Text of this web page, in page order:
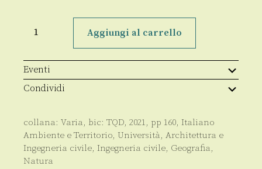
prevenzione
e
sicurezza
ambientale
quantità
Aggiungi al carrello
Eventi
Condividi
collana: Varia, bic: TQD, 2021, pp 160, Italiano
Ambiente e Territorio, Università, Architettura e
Ingegneria civile, Ingegneria civile, Geografia,
Natura